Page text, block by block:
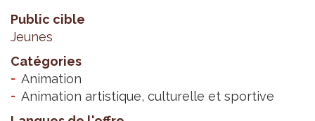
Public cible
Jeunes
Catégories
Animation
Animation artistique, culturelle et sportive